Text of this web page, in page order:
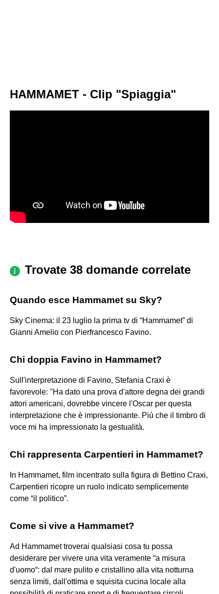
HAMMAMET - Clip "Spiaggia"
Trovate 38 domande correlate
Quando esce Hammamet su Sky?
Sky Cinema: il 23 luglio la prima tv di “Hammamet” di
Gianni Amelio con Pierfrancesco Favino.
Chi doppia Favino in Hammamet?
Sull'interpretazione di Favino, Stefania Craxi è
favorevole: "Ha dato una prova d'attore degna dei grandi
attori americani, dovrebbe vincere l'Oscar per questa
interpretazione che è impressionante. Più che il timbro di
voce mi ha impressionato la gestualità.
Chi rappresenta Carpentieri in Hammamet?
In Hammamet, film incentrato sulla figura di Bettino Craxi,
Carpentieri ricopre un ruolo indicato semplicemente
come “il politico”.
Come si vive a Hammamet?
Ad Hammamet troverai qualsiasi cosa tu possa
desiderare per vivere una vita veramente “a misura
d'uomo“: dal mare pulito e cristallino alla vita notturna
senza limiti, dall'ottima e squisita cucina locale alla